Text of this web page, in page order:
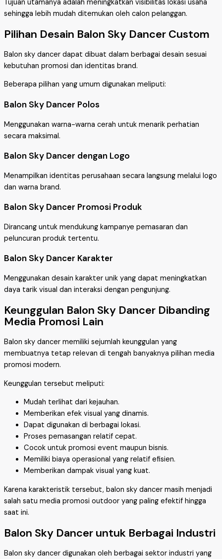
Tujuan utamanya adalah meningkatkan visibilitas lokasi usaha
sehingga lebih mudah ditemukan oleh calon pelanggan.
Pilihan Desain Balon Sky Dancer Custom
Balon sky dancer dapat dibuat dalam berbagai desain sesuai
kebutuhan promosi dan identitas brand.
Beberapa pilihan yang umum digunakan meliputi:
Balon Sky Dancer Polos
Menggunakan warna-warna cerah untuk menarik perhatian
secara maksimal.
Balon Sky Dancer dengan Logo
Menampilkan identitas perusahaan secara langsung melalui logo
dan warna brand.
Balon Sky Dancer Promosi Produk
Dirancang untuk mendukung kampanye pemasaran dan
peluncuran produk tertentu.
Balon Sky Dancer Karakter
Menggunakan desain karakter unik yang dapat meningkatkan
daya tarik visual dan interaksi dengan pengunjung.
Keunggulan Balon Sky Dancer Dibanding
Media Promosi Lain
Balon sky dancer memiliki sejumlah keunggulan yang
membuatnya tetap relevan di tengah banyaknya pilihan media
promosi modern.
Keunggulan tersebut meliputi:
Mudah terlihat dari kejauhan.
Memberikan efek visual yang dinamis.
Dapat digunakan di berbagai lokasi.
Proses pemasangan relatif cepat.
Cocok untuk promosi event maupun bisnis.
Memiliki biaya operasional yang relatif efisien.
Memberikan dampak visual yang kuat.
Karena karakteristik tersebut, balon sky dancer masih menjadi
salah satu media promosi outdoor yang paling efektif hingga
saat ini.
Balon Sky Dancer untuk Berbagai Industri
Balon sky dancer digunakan oleh berbagai sektor industri yang